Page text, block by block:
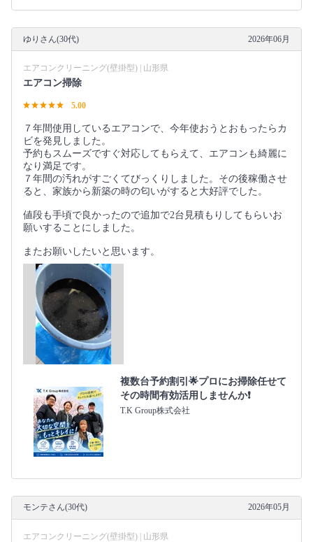
ゆりさん(30代) 2026年06月
エアコンクリーニング(壁掛型) | 山形県
エアコン掃除
5.00
７年間使用しているエアコンで、今年使おうとおもったらカ
ビを発見しました。
予約もスムーズですぐ対応してもらえて、エアコンも綺麗に
なり満足です。
７年間の汚れがすごくてびっくりしました。その後稼働させ
ると、家族から新築の時の匂いがすると大好評でした。
値段も手頃で良かったので追加で2台見積もりしてもらいお
願いすることにしました。
またお願いしたいと思います。
複数台予約割引🌟プロにお掃除任せて
その時間有効活用しませんか❗️
T.K Group株式会社
モンテさん(30代) 2026年05月
エアコンクリーニング(壁掛型) | 山形県